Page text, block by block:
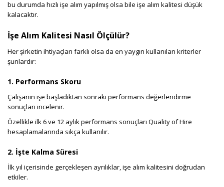
bu durumda hızlı işe alım yapılmış olsa bile işe alım kalitesi düşük
kalacaktır.
İşe Alım Kalitesi Nasıl Ölçülür?
Her şirketin ihtiyaçları farklı olsa da en yaygın kullanılan kriterler
şunlardır:
1. Performans Skoru
Çalışanın işe başladıktan sonraki performans değerlendirme
sonuçları incelenir.
Özellikle ilk 6 ve 12 aylık performans sonuçları Quality of Hire
hesaplamalarında sıkça kullanılır.
2. İşte Kalma Süresi
İlk yıl içerisinde gerçekleşen ayrılıklar, işe alım kalitesini doğrudan
etkiler.